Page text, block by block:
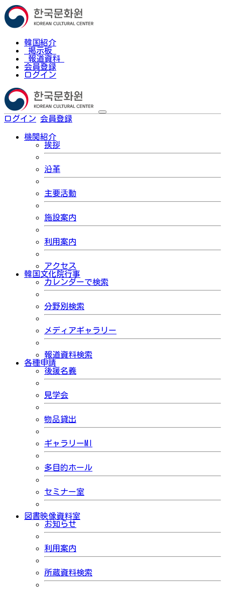
韓国紹介
掲示板
報道資料
会員登録
ログイン
ログイン 会員登録
機関紹介
挨拶
沿革
主要活動
施設案内
利用案内
アクセス
韓国文化院行事
カレンダーで検索
分野別検索
メディアギャラリー
報道資料検索
各種申請
後援名義
見学会
物品貸出
ギャラリーMI
多目的ホール
セミナー室
図書映像資料室
お知らせ
利用案内
所蔵資料検索